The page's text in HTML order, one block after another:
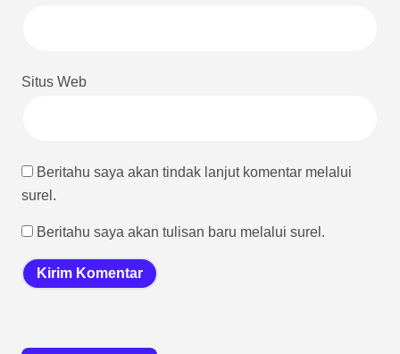
Situs Web
Beritahu saya akan tindak lanjut komentar melalui
surel.
Beritahu saya akan tulisan baru melalui surel.